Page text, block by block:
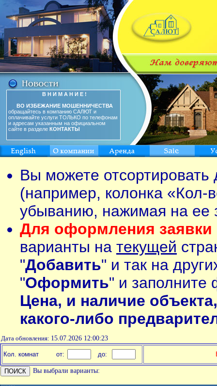
В Н И М А Н И Е !
ВО ИЗБЕЖАНИЕ МОШЕННИЧЕСТВА
обращайтесь в компанию САЛЮТ и
оплачивайте услуги ТОЛЬКО по телефонам
и адресам указанным на официальном
сайте в разделе КОНТАКТЫ
Вы можете
(например, колонка «Кол-
убыванию, нажимая на ее
Для оформления заявки
варианты на текущей
"Добавить" и так на
"Оформить" и заполните
Цена, и наличие
какого-либо
Дата обновления: 15.07.2026 12:00:23
Кол. комнат от: до:
Вы выбрали варианты: